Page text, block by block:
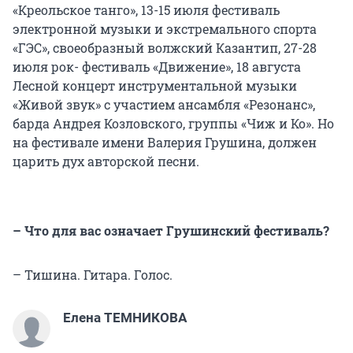
«Креольское танго», 13-15 июля фестиваль
электронной музыки и экстремального спорта
«ГЭС», своеобразный волжский Казантип, 27-28
июля рок- фестиваль «Движение», 18 августа
Лесной концерт инструментальной музыки
«Живой звук» с участием ансамбля «Резонанс»,
барда Андрея Козловского, группы «Чиж и Ко». Но
на фестивале имени Валерия Грушина, должен
царить дух авторской песни.
– Что для вас означает Грушинский фестиваль?
– Тишина. Гитара. Голос.
Елена ТЕМНИКОВА